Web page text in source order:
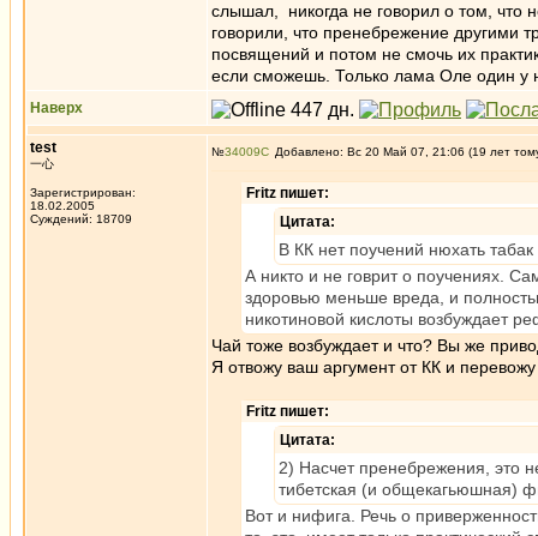
слышал, никогда не говорил о том, что
говорили, что пренебрежение другими
посвящений и потом не смочь их
если сможешь. Только лама Оле один у
Наверх
test
一心
Зарегистрирован:
18.02.2005
Суждений: 18709
№34009 Добавлено: Вс 20 Май 07, 21:06 (19 лет
Fritz пишет:
Цитата:
В КК нет поучений нюхать
А никто и не говрит о поучениях.
здоровью меньше вреда, и
никотиновой кислоты возбуждает
Чай тоже возбуждает и что? Вы же
Я отвожу ваш аргумент от КК и
Fritz пишет:
Цитата:
2) Насчет пренебрежения, это
тибетская (и общекагьюшная)
Вот и нифига. Речь о